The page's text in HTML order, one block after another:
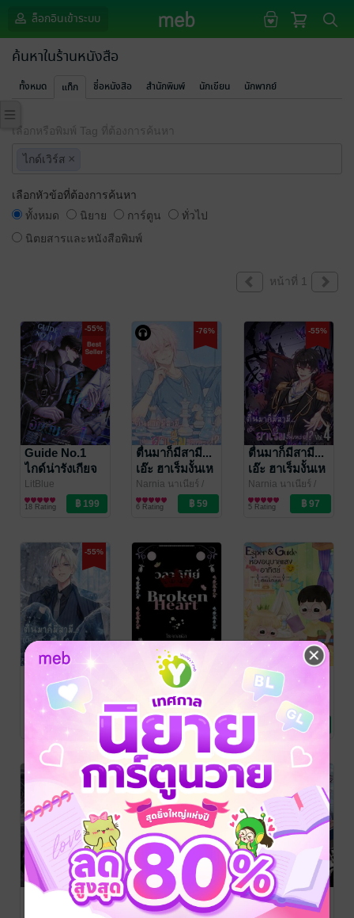
ล็อกอินเข้าระบบ
ค้นหาในร้านหนังสือ
ทั้งหมด แท็ก ชื่อหนังสือ สำนักพิมพ์ นักเขียน นักพากย์
เลือกหรือพิมพ์ Tag ที่ต้องการค้นหา
ไกด์เวิร์ส ×
เลือกหัวข้อที่ต้องการค้นหา
ทั้งหมด
นิยาย การ์ตูน
ทั่วไป
นิตยสารและหนังสือพิมพ์
หน้าที่ 1
-55%
Guide No.1
ไกด์น่ารังเกียจ
อันดับ 1
LitBlue
นิยายวาย Boy
Love / Yaoi
18 Rating
-76%
ตื่นมาก็มีสามี...
เอ๊ะ ฮาเร็มงั้นเห
รอ!? เล่ม1
(หนังสือเสียง)
Narnia นาเนียร์ /
NekoYo
นิยายวาย Boy
Love / Yaoi
6 Rating
-55%
ตื่นมาก็มีสามี...
เอ๊ะ ฮาเร็มงั้นเห
รอ!? เล่ม4 (จบ)
Narnia นาเนียร์/
NekoYo
นิยายวาย Boy
Love / Yaoi
5 Rating
-55%
ตื่นมาก็มีสามี...
เอ๊ะ ฮาเร็มงั้นเห
รอ!? เล่ม3
Narnia นาเนียร์/
Love / Yaoi
Broken Heart :
โรคอกหัก
Feelblue000015
feelblue0525
นิยายวาย Boy
Love / Yaoi
No Rating
Esper & Guide
ห้องอนุบาลแสง
อาทิตย์
ไมรินเนธ/ MIKI2
นิยายวาย Boy
Love / Yaoi
-19%
ไกด์! ผมเหรอ?!
-19%
ตื่นมาก็มีสามี...
เอ๊ะ ฮาเร็มงั้นเห
รหัสเวโรนิก้า
เล่ม 2 (จบ)